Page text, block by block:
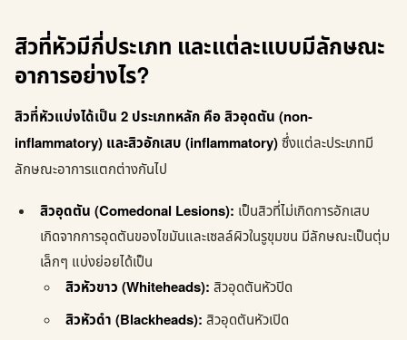
สิวที่หัวมีกี่ประเภท และแต่ละแบบมีลักษณะ
อาการอย่างไร?
สิวที่หัวแบ่งได้เป็น 2 ประเภทหลัก คือ สิวอุดตัน (non-
inflammatory) และสิวอักเสบ (inflammatory)ซึ่งแต่ละประเภทมี
ลักษณะอาการแตกต่างกันไป
สิวอุดตัน (Comedonal Lesions): เป็นสิวที่ไม่เกิดการอักเสบ
เกิดจากการอุดตันของไขมันและเซลล์ผิวในรูขุมขน มีลักษณะเป็นตุ่ม
เล็กๆ แบ่งย่อยได้เป็น
สิวหัวขาว (Whiteheads): สิวอุดตันหัวปิด
สิวหัวดำ (Blackheads): สิวอุดตันหัวเปิด